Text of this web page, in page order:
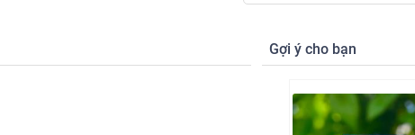
Gợi ý cho bạn